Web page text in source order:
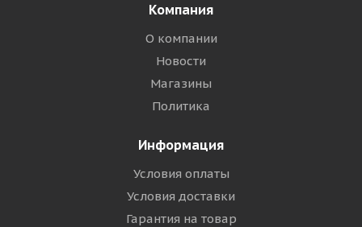
Компания
О компании
Новости
Магазины
Политика
Информация
Условия оплаты
Условия доставки
Гарантия на товар